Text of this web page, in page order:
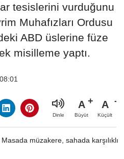
tesislerini vurduğunu
Muhafızları Ordusu
ABD üslerine füze
misilleme yaptı.
Dinle
A
Büyüt
A
Küçült